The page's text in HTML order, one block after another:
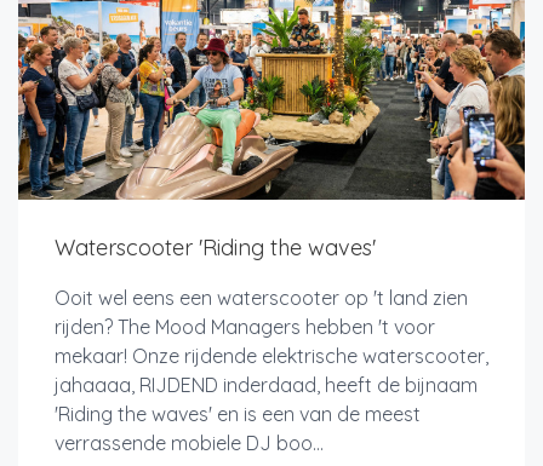
Waterscooter 'Riding the waves'
Ooit wel eens een waterscooter op 't land zien
rijden? The Mood Managers hebben 't voor
mekaar! Onze rijdende elektrische waterscooter,
jahaaaa, RIJDEND inderdaad, heeft de bijnaam
'Riding the waves' en is een van de meest
verrassende mobiele DJ boo...